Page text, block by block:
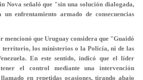
Nova señaló que "sin una solución dialogada,
enfrentamiento armado de consecuencias
mencionó que Uruguay considera que "Guaidó
territorio, los ministerios o la Policía, ni de las
En este sentido, indicó que el líder
el control mediante una intervención
en repetidas ocasiones, tirando abajo